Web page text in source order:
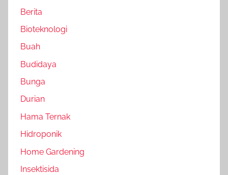
Berita
Bioteknologi
Buah
Budidaya
Bunga
Durian
Hama Ternak
Hidroponik
Home Gardening
Insektisida